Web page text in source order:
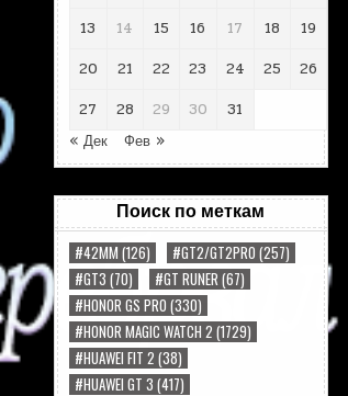
13
14 15 16 17 18
19
20
21 22 23 24 25
26
27
28 29 30
31
« Дек
Фев »
Поиск по меткам
#42MM (126) #GT2/GT2PRO (257)
#GT3 (70) #GT RUNER (67)
#HONOR GS PRO (330)
#HONOR MAGIC WATCH 2 (1729)
#HUAWEI FIT 2 (38)
#HUAWEI GT 3 (417)